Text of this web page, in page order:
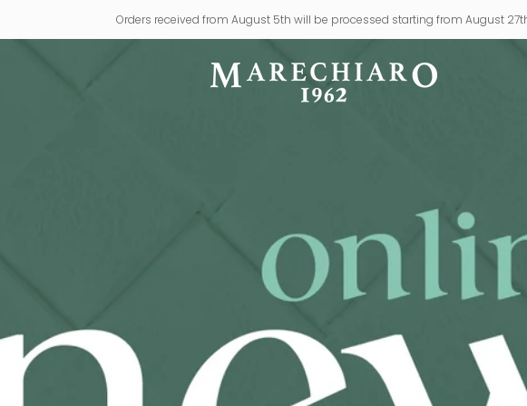
Orders received from August 5th will be processed starting from August